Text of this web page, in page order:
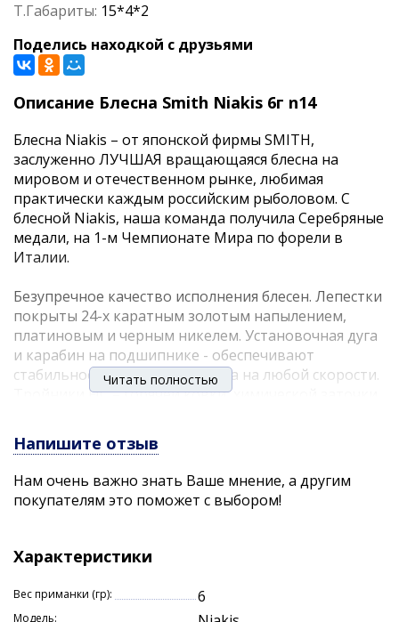
Т.Габариты: 15*4*2
Поделись находкой с друзьями
Описание Блесна Smith Niakis 6г n14
Блесна Niakis – от японской фирмы SMITH,
заслуженно ЛУЧШАЯ вращающаяся блесна на
мировом и отечественном рынке, любимая
практически каждым российским рыболовом. C
блесной Niakis, наша команда получила Серебряные
медали, на 1-м Чемпионате Мира по форели в
Италии.
Безупречное качество исполнения блесен. Лепестки
покрыты 24-х каратным золотым напылением,
платиновым и черным никелем. Установочная дуга
и карабин на подшипнике - обеспечивают
стабильное вращение лепестка на любой скорости.
Тройники FJC – горячей ковки, химической заточки,
блесны Niakis - ассиметричный вольфрамовый
сердечник. Что это означает?
дальность и точность заброса, пулеобразное
незалипание лепестка
соблазнительную игру уже «на падении»
Читать полностью
Напишите отзыв
Нам очень важно знать Ваше мнение, а другим
покупателям это поможет с выбором!
Характеристики
Вес приманки (гр): 6
Модель: